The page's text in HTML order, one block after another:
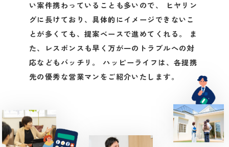
い案件携わっていることも多いので、
ヒヤリン
グに長けており、具体的にイメージできないこ
とが多くても、提案ベースで進めてくれる。
ま
た、レスポンスも早く万が一のトラブルへの対
応などもバッチリ。
ハッピーライフは、各提携
先の優秀な営業マンをご紹介いたします。